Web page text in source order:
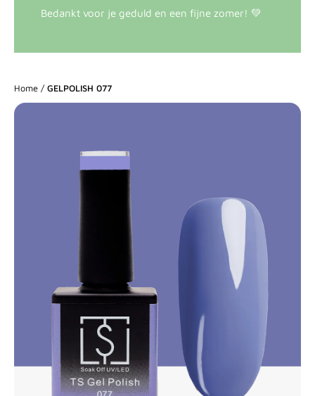
Bedankt voor je geduld en een fijne zomer! 💚
Home / GELPOLISH 077